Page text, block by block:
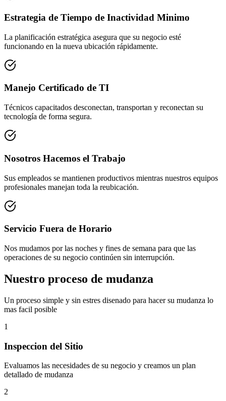
Estrategia de Tiempo de Inactividad Minimo
La planificación estratégica asegura que su negocio esté
funcionando en la nueva ubicación rápidamente.
Manejo Certificado de TI
Técnicos capacitados desconectan, transportan y reconectan su
tecnología de forma segura.
Nosotros Hacemos el Trabajo
Sus empleados se mantienen productivos mientras nuestros equipos
profesionales manejan toda la reubicación.
Servicio Fuera de Horario
Nos mudamos por las noches y fines de semana para que las
operaciones de su negocio continúen sin interrupción.
Nuestro proceso de mudanza
Un proceso simple y sin estres disenado para hacer su mudanza lo
mas facil posible
1
Inspeccion del Sitio
Evaluamos las necesidades de su negocio y creamos un plan
detallado de mudanza
2